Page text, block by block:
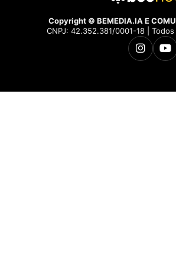
Copyright © BEMEDIA.IA E
CNPJ: 42.352.381/0001-18 |